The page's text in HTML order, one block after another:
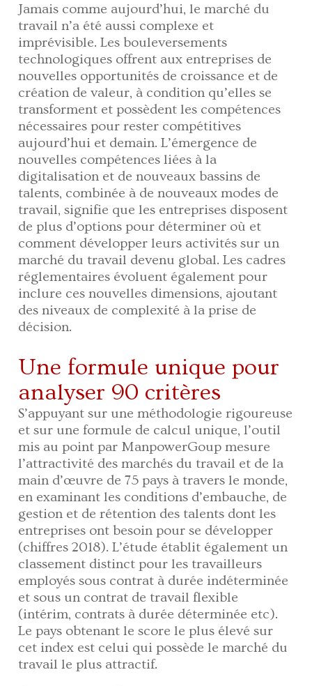
Jamais comme aujourd’hui, le marché du
travail n’a été aussi complexe et
imprévisible. Les bouleversements
technologiques offrent aux entreprises de
nouvelles opportunités de croissance et de
création de valeur, à condition qu’elles se
transforment et possèdent les compétences
nécessaires pour rester compétitives
aujourd’hui et demain. L’émergence de
nouvelles compétences liées à la
digitalisation et de nouveaux bassins de
talents, combinée à de nouveaux modes de
travail, signifie que les entreprises disposent
de plus d’options pour déterminer où et
comment développer leurs activités sur un
marché du travail devenu global. Les cadres
réglementaires évoluent également pour
inclure ces nouvelles dimensions, ajoutant
des niveaux de complexité à la prise de
décision.
Une formule unique pour
analyser 90 critères
S’appuyant sur une méthodologie rigoureuse
et sur une formule de calcul unique, l’outil
mis au point par ManpowerGoup mesure
l’attractivité des marchés du travail et de la
main d’œuvre de 75 pays à travers le monde,
en examinant les conditions d’embauche, de
gestion et de rétention des talents dont les
entreprises ont besoin pour se développer
(chiffres 2018). L’étude établit également un
classement distinct pour les travailleurs
employés sous contrat à durée indéterminée
et sous un contrat de travail flexible
(intérim, contrats à durée déterminée etc).
Le pays obtenant le score le plus élevé sur
cet index est celui qui possède le marché du
travail le plus attractif.